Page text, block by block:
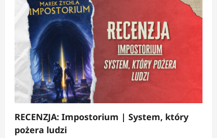
RECENZJA: Impostorium | System, który
pożera ludzi